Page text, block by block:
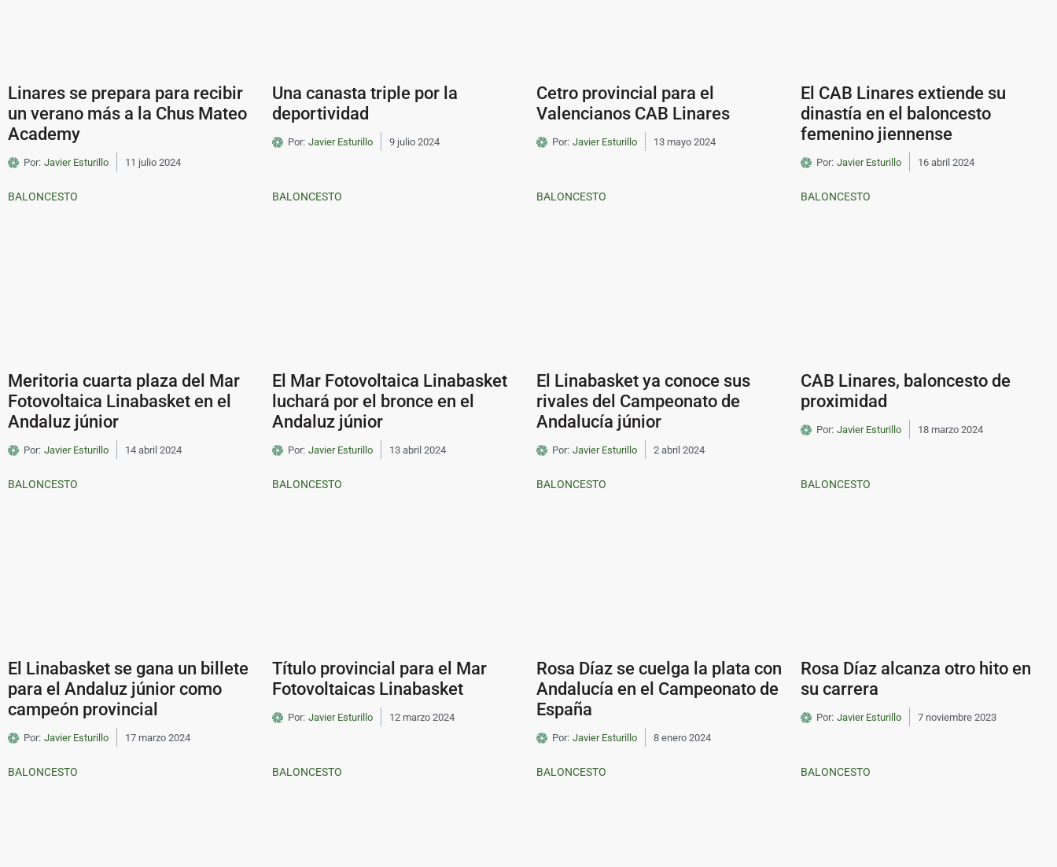
Linares se prepara para recibir
un verano más a la Chus Mateo
Academy
Por: Javier Esturillo 11 julio 2024
Una canasta triple por la
deportividad
Por: Javier Esturillo 9 julio 2024
Cetro provincial para el
Valencianos CAB Linares
Por: Javier Esturillo 13 mayo 2024
El CAB Linares extiende su
dinastía en el baloncesto
femenino jiennense
Por: Javier Esturillo 16 abril 2024
BALONCESTO
Meritoria cuarta plaza del Mar
Fotovoltaica Linabasket en el
Andaluz júnior
Por: Javier Esturillo 14 abril 2024
BALONCESTO
El Mar Fotovoltaica Linabasket
luchará por el bronce en el
Andaluz júnior
Por: Javier Esturillo 13 abril 2024
BALONCESTO
El Linabasket ya conoce sus
rivales del Campeonato de
Andalucía júnior
Por: Javier Esturillo 2 abril 2024
BALONCESTO
CAB Linares, baloncesto de
proximidad
Por: Javier Esturillo 18 marzo 2024
BALONCESTO
El Linabasket se gana un billete
para el Andaluz júnior como
campeón provincial
Por: Javier Esturillo 17 marzo 2024
BALONCESTO
Título provincial para el Mar
Fotovoltaicas Linabasket
Por: Javier Esturillo 12 marzo 2024
BALONCESTO
Rosa Díaz se cuelga la plata con
Andalucía en el Campeonato de
España
Por: Javier Esturillo 8 enero 2024
BALONCESTO
Rosa Díaz alcanza otro hito en
su carrera
Por: Javier Esturillo 7 noviembre 2023
BALONCESTO BALONCESTO BALONCESTO BALONCESTO